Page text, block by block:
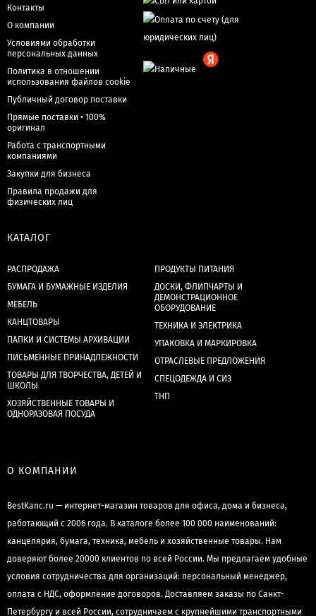
Контакты
О компании
Условиями обработки
персональных данных
Политика в отношении
использования файлов cookie
Публичный договор поставки
Прямые поставки • 100%
оригинал
Работа с транспортными
компаниями
Закупки для бизнеса
Правила продажи для
физических лиц
КАТАЛОГ
РАСПРОДАЖА
БУМАГА И БУМАЖНЫЕ ИЗДЕЛИЯ
МЕБЕЛЬ
КАНЦТОВАРЫ
ПАПКИ И СИСТЕМЫ АРХИВАЦИИ
ПИСЬМЕННЫЕ ПРИНАДЛЕЖНОСТИ
ТОВАРЫ ДЛЯ ТВОРЧЕСТВА, ДЕТЕЙ И
ШКОЛЫ
ХОЗЯЙСТВЕННЫЕ ТОВАРЫ И
ОДНОРАЗОВАЯ ПОСУДА
ПРОДУКТЫ ПИТАНИЯ
ДОСКИ, ФЛИПЧАРТЫ И
ДЕМОНСТРАЦИОННОЕ
ОБОРУДОВАНИЕ
ТЕХНИКА И ЭЛЕКТРИКА
УПАКОВКА И МАРКИРОВКА
ОТРАСЛЕВЫЕ ПРЕДЛОЖЕНИЯ
СПЕЦОДЕЖДА И СИЗ
ТНП
О КОМПАНИИ
BestKanc.ru — интернет-магазин товаров для офиса, дома и бизнеса,
работающий с 2006 года. В каталоге более 100 000 наименований:
канцелярия, бумага, техника, мебель и хозяйственные товары. Нам
доверяют более 20000 клиентов по всей России. Мы предлагаем удобные
условия сотрудничества для организаций: персональный менеджер,
оплата с НДС, оформление договоров. Доставляем заказы по Санкт-
Петербургу и всей России, сотрудничаем с крупнейшими транспортными